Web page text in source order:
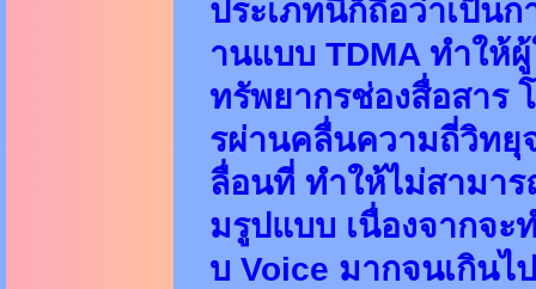
ประเภทนี้ก็ถือว่าเป็น
านแบบ TDMA ทำให้
ทรัพยากรช่องสื่อสาร
รผ่านคลื่นความถี่วิทยุ
ลื่อนที่ ทำให้ไม่สามาร
มรูปแบบ เนื่องจากจะ
บ Voice มากจนเกินไป